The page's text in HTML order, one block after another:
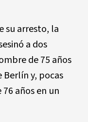
su arresto, la
a dos
de 75 años
y, pocas
años en un